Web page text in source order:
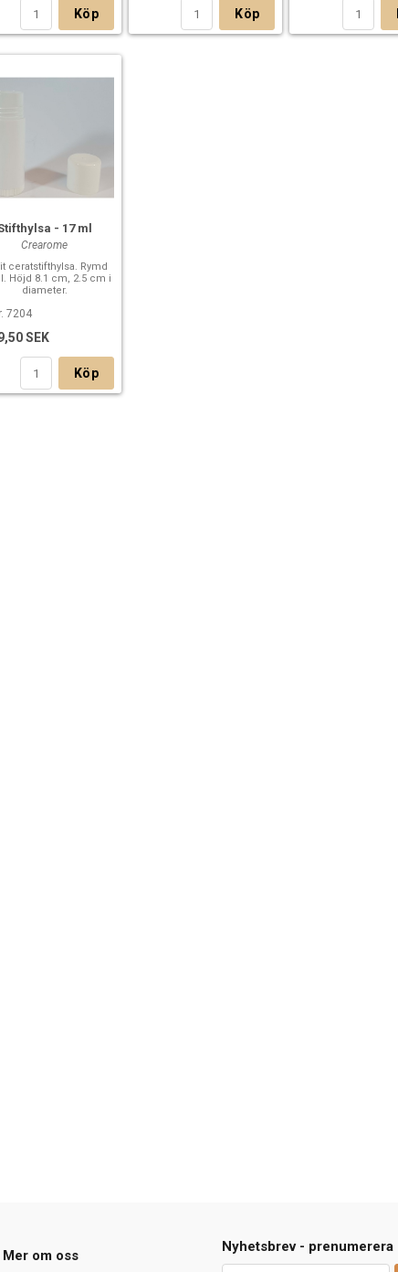
Köp Köp
- 17 ml
Crearome
ceratstifthylsa. Rymd
Höjd 8.1 cm, 2.5 cm i
diameter.
7204
SEK
Köp
Mer om oss
Nyhetsbrev - prenumerera